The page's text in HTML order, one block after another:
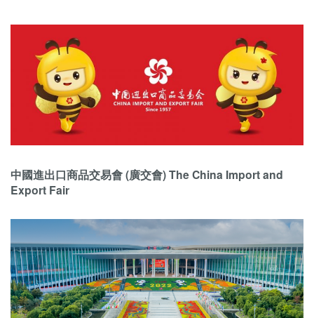
中國進出口商品交易會 (廣交會) The China Import and
Export Fair